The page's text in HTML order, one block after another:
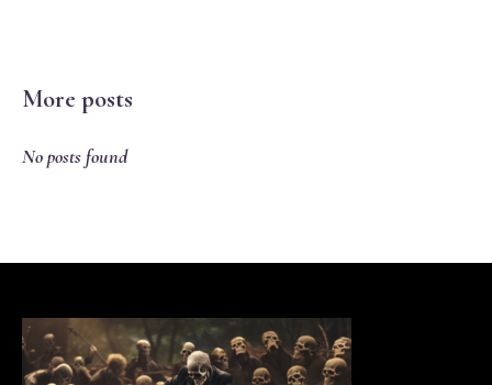
More posts
No posts found